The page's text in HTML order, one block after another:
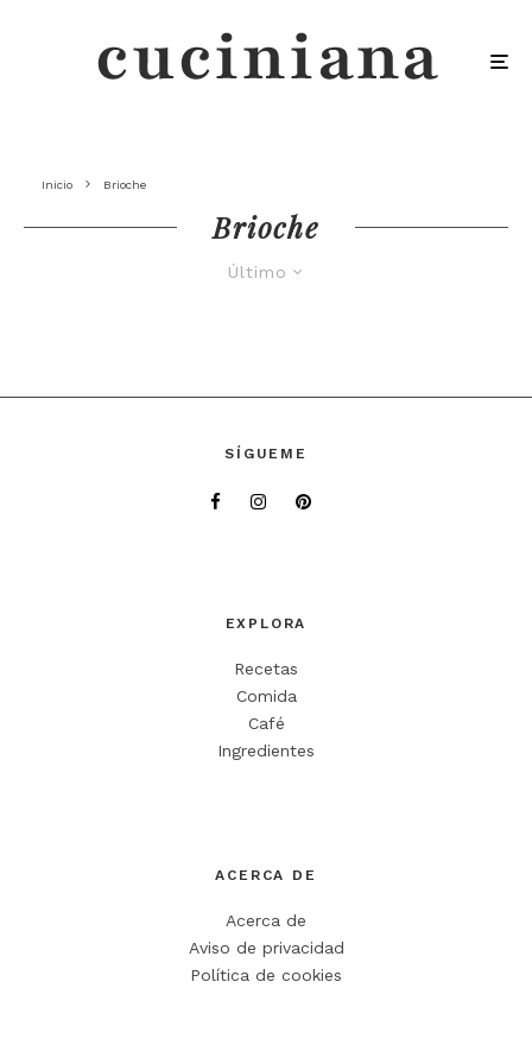
Inicio Brioche
Brioche
Último
SÍGUEME
EXPLORA
Recetas
Comida
Café
Ingredientes
ACERCA DE
Acerca de
Aviso de privacidad
Política de cookies